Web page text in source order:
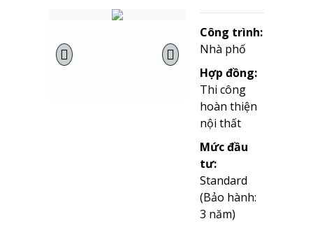
Công trình:
Nhà phố
Hợp đồng:
Thi công
hoàn thiện
nội thất
Mức đầu
tư:
Standard
(Bảo hành:
3 năm)